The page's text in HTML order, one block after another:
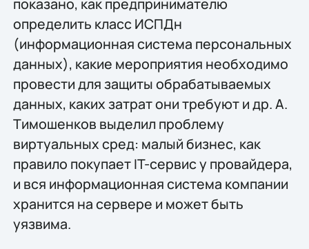
показано, как предпринимателю
определить класс ИСПДн
(информационная система персональных
данных), какие мероприятия необходимо
провести для защиты обрабатываемых
данных, каких затрат они требуют и др. А.
Тимошенков выделил проблему
виртуальных сред: малый бизнес, как
правило покупает IT-сервис у провайдера,
и вся информационная система компании
хранится на сервере и может быть
уязвима.